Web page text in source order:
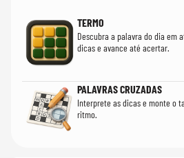
TERMO
Descubra a palavra do dia em
dicas e avance até acertar.
PALAVRAS CRUZADAS
Interprete as dicas e monte o
ritmo.